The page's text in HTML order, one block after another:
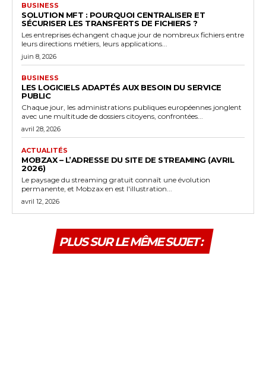
BUSINESS
SOLUTION MFT : POURQUOI CENTRALISER ET
SÉCURISER LES TRANSFERTS DE FICHIERS ?
Les entreprises échangent chaque jour de nombreux fichiers entre
leurs directions métiers, leurs applications...
juin 8, 2026
BUSINESS
LES LOGICIELS ADAPTÉS AUX BESOIN DU SERVICE
PUBLIC
Chaque jour, les administrations publiques européennes jonglent
avec une multitude de dossiers citoyens, confrontées...
avril 28, 2026
ACTUALITÉS
MOBZAX – L’ADRESSE DU SITE DE STREAMING (AVRIL
2026)
Le paysage du streaming gratuit connaît une évolution
permanente, et Mobzax en est l'illustration...
avril 12, 2026
PLUS SUR LE MÊME SUJET :